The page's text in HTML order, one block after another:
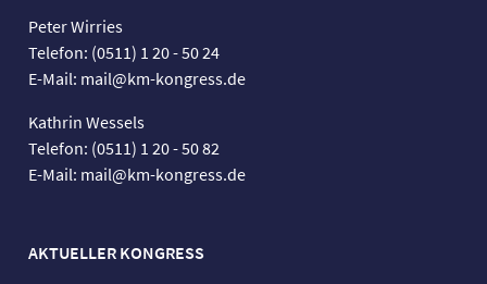
Peter Wirries
Telefon: (0511) 1 20 - 50 24
E-Mail: mail@km-kongress.de
Kathrin Wessels
Telefon: (0511) 1 20 - 50 82
E-Mail: mail@km-kongress.de
AKTUELLER KONGRESS